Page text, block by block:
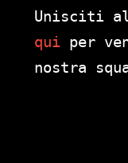
Unisciti
qui per
nostra